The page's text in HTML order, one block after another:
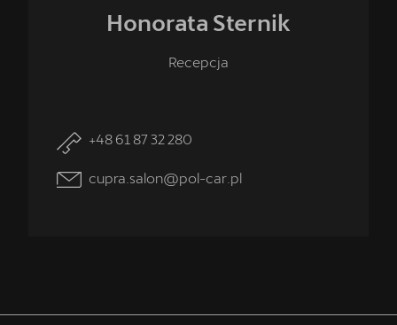
Honorata Sternik
Recepcja
+48 61 87 32 280
cupra.salon@pol-car.pl